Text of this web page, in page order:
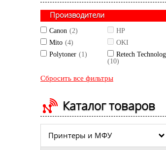
Производители
Canon (2)
HP
Mito (4)
OKI
Polytoner (1)
Retech
(10)
Сбросить все фильтры
Каталог товаров
Принтеры и МФУ